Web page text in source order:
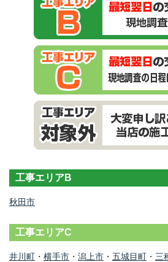
工事エリアB
秋田市
工事エリアC
井川町 ・ 横手市 ・ 潟上市 ・ 五城目町 ・ 三